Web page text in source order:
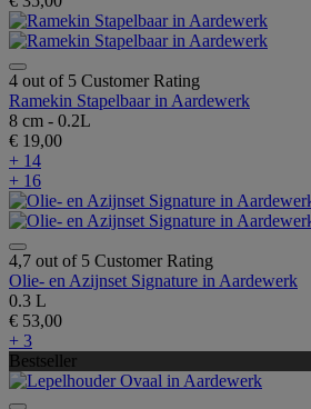
4 out of 5 Customer Rating
Ramekin Stapelbaar in Aardewerk
8 cm - 0.2L
€ 19,00
+ 14
+ 16
4,7 out of 5 Customer Rating
Olie- en Azijnset Signature in Aardewerk
0.3 L
€ 53,00
+ 3
Bestseller